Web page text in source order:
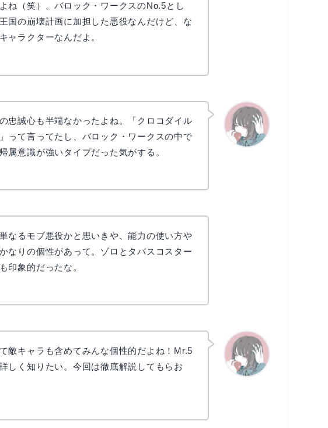
ね（笑）。バロック・ワークスのNo.5とし
国の崩壊計画に加担した悪役なんだけど、な
ャラクターなんだよ。
忠誠心も半端なかったよね。「クロコダイル
って言ってたし、バロック・ワークスの中で
属意識が強いタイプだった気がする。
なるモブ悪役かと思いきや、能力の使い方や
なりの個性があって。ゾロとタバスコスター
印象的だったな。
敵キャラも含めてみんな個性的だよね！Mr.5
しく知りたい。今回は徹底解説してもらお